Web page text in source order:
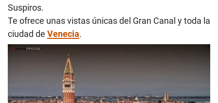
Suspiros.
Te ofrece unas vistas únicas del Gran Canal y toda la
ciudad de Venecia.